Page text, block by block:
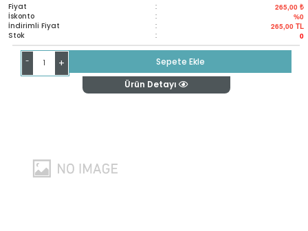
Fiyat : 265,00 ₺
İskonto : %0
İndirimli Fiyat : 265,00 TL
Stok : 0
- +
Sepete Ekle
Ürün Detayı